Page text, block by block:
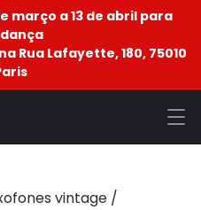
março a 13 de abril para
Rua Lafayette, 180, 75010
vintage /